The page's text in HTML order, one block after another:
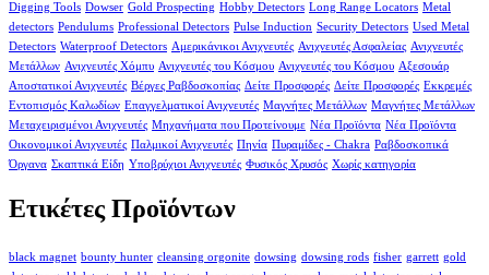
Digging Tools Dowser Gold Prospecting Hobby Detectors Long Range Locators Metal
detectors Pendulums Professional Detectors Pulse Induction Security Detectors Used Metal
Detectors Waterproof Detectors Αμερικάνικοι Ανιχνευτές Ανιχνευτές Ασφαλείας Ανιχνευτές
Μετάλλων Ανιχνευτές Χόμπυ Ανιχνευτές του Κόσμου Ανιχνευτές του Κόσμου Αξεσουάρ
Αποστατικοί Ανιχνευτές Βέργες Ραβδοσκοπίας Δείτε Προσφορές Δείτε Προσφορές Εκκρεμές
Εντοπισμός Καλωδίων Επαγγελματικοί Ανιχνευτές Μαγνήτες Μετάλλων Μαγνήτες Μετάλλων
Μεταχειρισμένοι Ανιχνευτές Μηχανήματα που Προτείνουμε Νέα Προϊόντα Νέα Προϊόντα
Οικονομικοί Ανιχνευτές Παλμικοί Ανιχνευτές Πηνία Πυραμίδες - Chakra Ραβδοσκοπικά
Όργανα Σκαπτικά Είδη Υποβρύχιοι Ανιχνευτές Φυσικός Χρυσός Χωρίς κατηγορία
Ετικέτες Προϊόντων
black magnet bounty hunter cleansing orgonite dowsing dowsing rods fisher garrett gold